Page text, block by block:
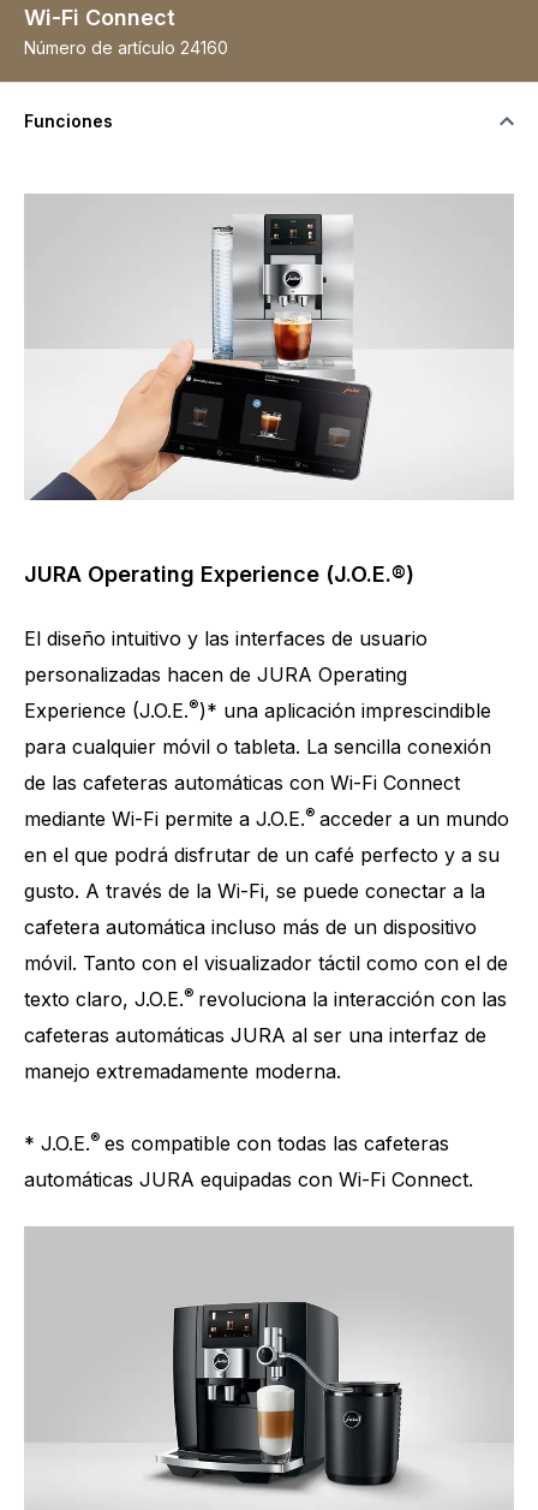
Wi-Fi Connect
Número de artículo 24160
Funciones
JURA Operating Experience (J.O.E.®)
El diseño intuitivo y las interfaces de usuario
personalizadas hacen de JURA Operating
Experience (J.O.E.®)* una aplicación imprescindible
para cualquier móvil o tableta. La sencilla conexión
de las cafeteras automáticas con Wi-Fi Connect
mediante Wi-Fi permite a J.O.E.® acceder a un mundo
en el que podrá disfrutar de un café perfecto y a su
gusto. A través de la Wi-Fi, se puede conectar a la
cafetera automática incluso más de un dispositivo
móvil. Tanto con el visualizador táctil como con el de
texto claro, J.O.E.® revoluciona la interacción con las
cafeteras automáticas JURA al ser una interfaz de
manejo extremadamente moderna.
* J.O.E.® es compatible con todas las cafeteras
automáticas JURA equipadas con Wi-Fi Connect.